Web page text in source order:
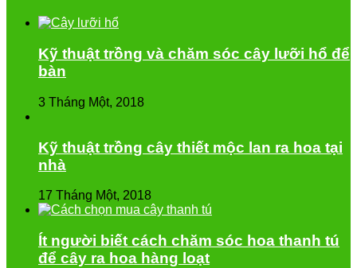
Kỹ thuật trồng và chăm sóc cây lưỡi hổ để
bàn
3 Tháng Một, 2018
Kỹ thuật trồng cây thiết mộc lan ra hoa tại
nhà
17 Tháng Một, 2018
Ít người biết cách chăm sóc hoa thanh tú
để cây ra hoa hàng loạt